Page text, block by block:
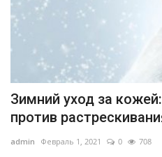
Зимний уход за
против
admin Февраль 1, 2021 0 708